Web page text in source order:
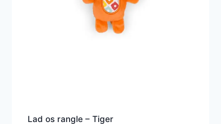
Lad os rangle – Tiger